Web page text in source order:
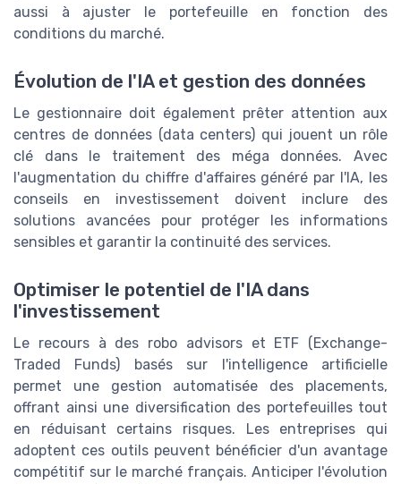
aussi à ajuster le portefeuille en fonction des
conditions du marché.
Évolution de l'IA et gestion des données
Le gestionnaire doit également prêter attention aux
centres de données (data centers) qui jouent un rôle
clé dans le traitement des méga données. Avec
l'augmentation du chiffre d'affaires généré par l'IA, les
conseils en investissement doivent inclure des
solutions avancées pour protéger les informations
sensibles et garantir la continuité des services.
Optimiser le potentiel de l'IA dans
l'investissement
Le recours à des robo advisors et ETF (Exchange-
Traded Funds) basés sur l'intelligence artificielle
permet une gestion automatisée des placements,
offrant ainsi une diversification des portefeuilles tout
en réduisant certains risques. Les entreprises qui
adoptent ces outils peuvent bénéficier d'un avantage
compétitif sur le marché français. Anticiper l'évolution